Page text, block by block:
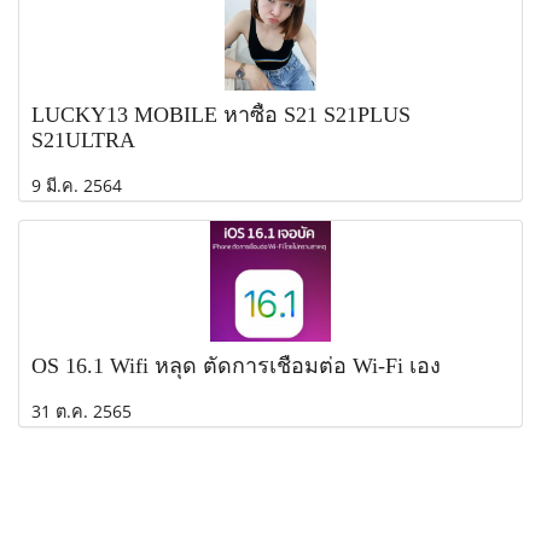
LUCKY13 MOBILE หาซื้อ S21 S21PLUS
S21ULTRA
9 มี.ค. 2564
OS 16.1 Wifi หลุด ตัดการเชื่อมต่อ Wi-Fi เอง
31 ต.ค. 2565